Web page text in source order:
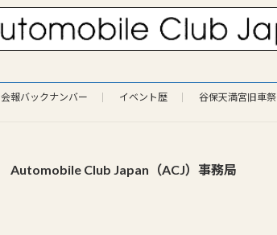
会報バックナンバー イベント歴 谷保天満宮旧車祭
Automobile Club Japan（ACJ）事務局